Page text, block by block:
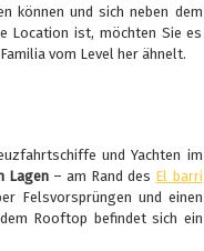
können und sich neben dem
Location ist, möchten Sie es
vom Level her ähnelt.
und Yachten im
Lagen– am Rand des El barri
Felsvorsprüngen und einen
Rooftop befindet sich ein